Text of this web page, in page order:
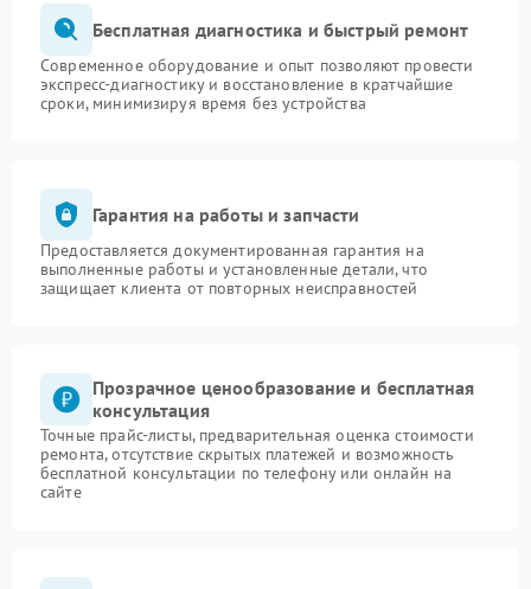
Бесплатная диагностика и быстрый ремонт
Современное оборудование и опыт позволяют провести
экспресс-диагностику и восстановление в кратчайшие
сроки, минимизируя время без устройства
Гарантия на работы и запчасти
Предоставляется документированная гарантия на
выполненные работы и установленные детали, что
защищает клиента от повторных неисправностей
Прозрачное ценообразование и бесплатная
консультация
Точные прайс-листы, предварительная оценка стоимости
ремонта, отсутствие скрытых платежей и возможность
бесплатной консультации по телефону или онлайн на
сайте